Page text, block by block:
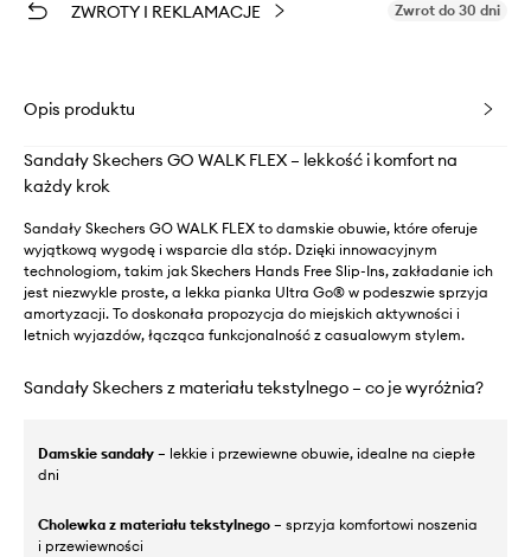
ZWROTY I REKLAMACJE Zwrot do 30 dni
Opis produktu
Sandały Skechers GO WALK FLEX – lekkość i komfort na
każdy krok
Sandały Skechers GO WALK FLEX to damskie obuwie, które oferuje
wyjątkową wygodę i wsparcie dla stóp. Dzięki innowacyjnym
technologiom, takim jak Skechers Hands Free Slip-Ins, zakładanie ich
jest niezwykle proste, a lekka pianka Ultra Go® w podeszwie sprzyja
amortyzacji. To doskonała propozycja do miejskich aktywności i
letnich wyjazdów, łącząca funkcjonalność z casualowym stylem.
Sandały Skechers z materiału tekstylnego – co je wyróżnia?
Damskie sandały – lekkie i przewiewne obuwie, idealne na ciepłe
dni
Cholewka z materiału tekstylnego – sprzyja komfortowi noszenia
i przewiewności